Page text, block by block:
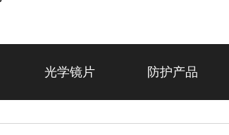
光学镜片 防护产品